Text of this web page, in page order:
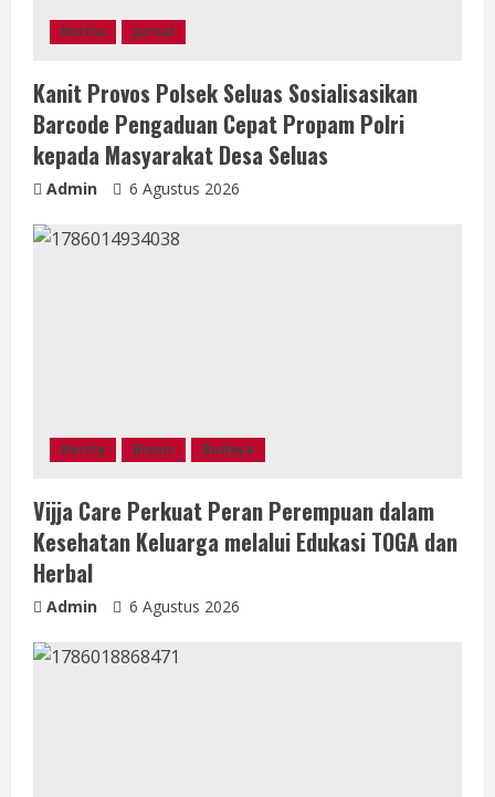
i
n
g
Berita Jurnal
Kanit Provos Polsek Seluas Sosialisasikan
Barcode Pengaduan Cepat Propam Polri
kepada Masyarakat Desa Seluas
Admin 6 Agustus 2026
Berita Bisnis Budaya
Vijja Care Perkuat Peran Perempuan dalam
Kesehatan Keluarga melalui Edukasi TOGA dan
Herbal
Admin 6 Agustus 2026